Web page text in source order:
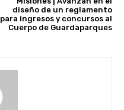
diseño de un reglamento
para ingresos y concursos al
Cuerpo de Guardaparques